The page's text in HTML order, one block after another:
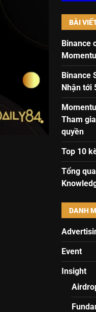
BÀI
Binance
Binance
Nhận tới
Tham
quyền
Top 10
Tổng
DANH
Event
Insight